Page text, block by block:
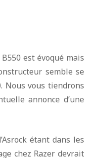
est évoqué mais
semble se
Nous vous tiendrons
annonce d’une
étant dans les
chez Razer devrait